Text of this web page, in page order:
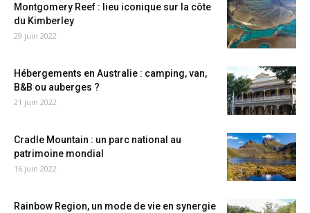
Montgomery Reef : lieu iconique sur la côte
du Kimberley
29 juin 2022
Hébergements en Australie : camping, van,
B&B ou auberges ?
21 juin 2022
Cradle Mountain : un parc national au
patrimoine mondial
16 juin 2022
Rainbow Region, un mode de vie en synergie